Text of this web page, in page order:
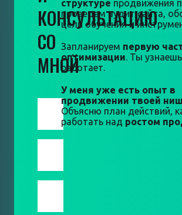
КОНСУЛЬТАЦИЮ
СО
МНОЙ
структуре продвижения
проведем аудит сайта,
цели обучения и
Запланируем первую
оптимизации. Ты
работает.
У меня уже есть опыт в
продвижении твоей
Объясню план действий,
работать над ростом